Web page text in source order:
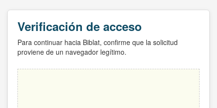
Verificación de acceso
Para continuar hacia Biblat, confirme que la solicitud
proviene de un navegador legítimo.